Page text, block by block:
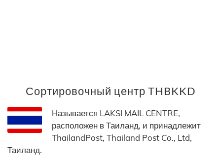
Сортировочный центр THBKKD
Называется LAKSI MAIL CENTRE,
расположен в Таиланд, и принадлежит
ThailandPost, Thailand Post Co., Ltd,
Таиланд.